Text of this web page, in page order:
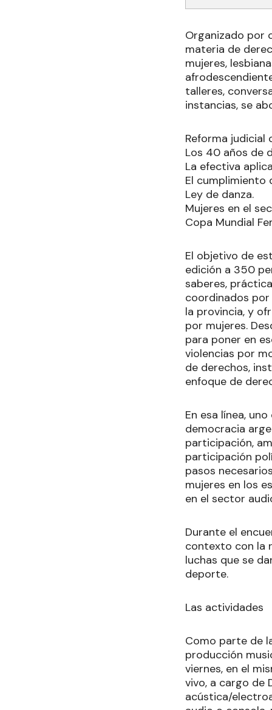
Organizado por
materia de
mujeres,
talleres,
instancias, se
Reforma judicial
Los 40 años de
La efectiva
El cumplimiento
Ley de danza.
Mujeres en el
Copa Mundial
El objetivo de
edición a 350
saberes,
coordinados por
la provincia, y
por mujeres.
para poner en
violencias por
de derechos,
enfoque de
En esa línea,
democracia
participación,
participación
pasos
mujeres en los
en el sector
Durante el
contexto con la
luchas que se
deporte.
Las actividades
Como parte de
producción
viernes, en el
vivo, a cargo de
acústica/